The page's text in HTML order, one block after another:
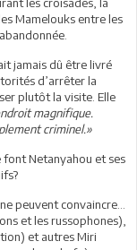
Mamelouks entre les
jamais dû être livré
d’arrêter la
plutôt la visite. Elle
magnifique.
criminel.»
font Netanyahou et ses
peuvent convaincre…
et les russophones),
et autres Miri